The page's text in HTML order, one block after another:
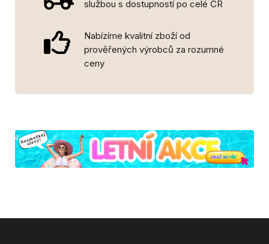
službou s dostupností po celé ČR
Nabízíme kvalitní zboží od
prověřených výrobců za rozumné
ceny